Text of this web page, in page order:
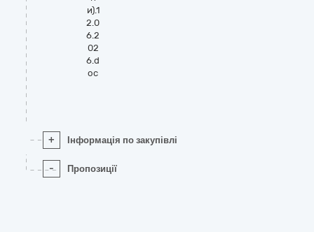
и).1
2.0
6.2
02
6.d
oc
+ Інформація по закупівлі
- Пропозиції